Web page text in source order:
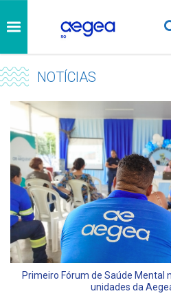
NOTÍCIAS
Primeiro Fórum de Saúde Mental
unidades da